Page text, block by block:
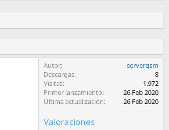
Autor
servergsm
Descargas
8
Visitas
1.972
Primer lanzamiento
26 Feb 2020
Última actualización
26 Feb 2020
Valoraciones